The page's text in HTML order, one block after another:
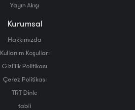
Yayın Akışı
Kurumsal
Hakkımızda
Kullanım Koşulları
Gizlilik Politikası
Çerez Politikası
TRT Dinle
tabii